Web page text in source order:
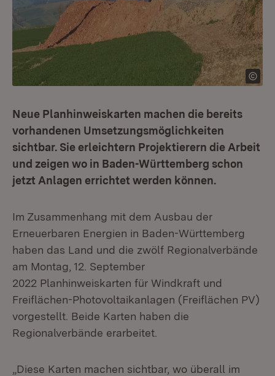
Neue Planhinweiskarten machen die bereits
vorhandenen Umsetzungsmöglichkeiten
sichtbar. Sie erleichtern Projektierern die Arbeit
und zeigen wo in Baden-Württemberg schon
jetzt Anlagen errichtet werden können.
Im Zusammenhang mit dem Ausbau der
Erneuerbaren Energien in Baden-Württemberg
haben das Land und die zwölf Regionalverbände
am Montag, 12. September
2022 Planhinweiskarten für Windkraft und
Freiflächen-Photovoltaikanlagen (Freiflächen PV)
vorgestellt. Beide Karten haben die
Regionalverbände erarbeitet.
„Diese Karten machen sichtbar, wo überall im